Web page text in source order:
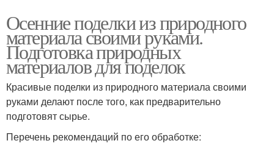
Осенние поделки из природного
материала своими руками.
Подготовка природных
материалов для поделок
Красивые поделки из природного материала своими
руками делают после того, как предварительно
подготовят сырье.
Перечень рекомендаций по его обработке: